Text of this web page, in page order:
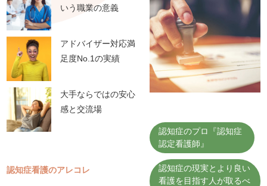
認知症のプロ『認知症
認定看護師』
認知症の現実とより良い
看護を目指す人が取るべ
いう職業の意義
アドバイザー対応満
足度No.1の実績
大手ならではの安心
感と交流場
認知症看護のアレコレ